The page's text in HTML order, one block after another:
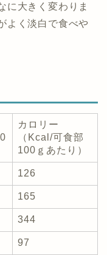
に大きく変わりま
よく淡白で食べや
カロリー
（Kcal/可食部
100ｇあたり）
126
165
344
97